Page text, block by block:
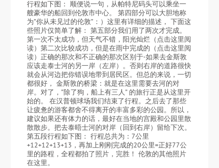
行程如下图： 顺便说一句，从帕特尼码头可以乘坐一
艘豪华的船回到伦敦市中心。 第四部分可以大胆地称
为”你从未见过的伦敦”：）这里有详细的描述， 下面这
些照片仅简单了解： 第五部分我们用了两次才完成。
第一次不太成功，但天气不错，阳光灿烂（点击这里阅
读）第二次比较成功，但是在雨中完成的（点击这里阅
读）正确的那次和不正确的那次区别于-如果去金斯敦
应该走泰士河的另一岸（左岸）。否则右岸的道路很快
就会从河边把你错误地带到居民区。但总的来说，一切
都很好， 金斯敦的桥梁：就是在这里需要去河的对
岸。对了，”除了狗，船上有三人” 的旅行正是从这里开
始的。 在汉普顿球场我们结束了行程。之后去了那些
让疲惫的游客都舍不得离开的丰富多彩的公园。所以，
建议如果还有体力的话，最好在当地的宫殿和公园里散
散散步。把去泰晤士河的对岸（回到右岸）留给下次。
第五段行程如下图： 行程总共为：7公里
+12+12+13+13，再加上刚刚完成的20公里=正好77公
里的路程，全程都拍了照片，完胜！ 伦敦的其他照片
在这里。